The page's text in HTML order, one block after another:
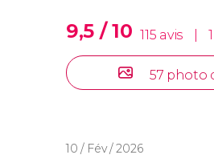
9,5 / 10 115 avis
57 photo
10 / Fév / 2026